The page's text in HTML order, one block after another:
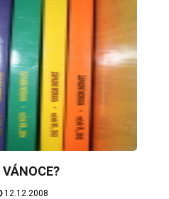
12.12.2008